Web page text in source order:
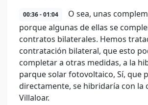
00:36 - 01:04
O sea, unas
porque algunas de ellas se
contratos bilaterales. Hemos
contratación bilateral, que esto
completar a otras medidas, a la
parque solar fotovoltaico, Sí, que
directamente, se hibridaría con la
Villaloar.